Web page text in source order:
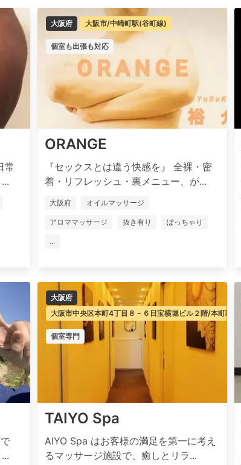
常
大阪府 大阪市/中崎町駅(谷町線)
個室も出張も対応
ORANGE
『セックスとは違う快感を』 全裸・密
着・リフレッシュ・裏メニュー、が...
大阪府 オイルマッサージ
アロママッサージ 抜き有り ぽっちゃり
...
大阪府
大阪市中央区本町4丁目８－６日宝横堀ビル２階/本町駅
個室専門
TAIYO Spa
AIYO Spa はお客様の満足を第一に考え
るマッサージ施設で、癒しとリラ...